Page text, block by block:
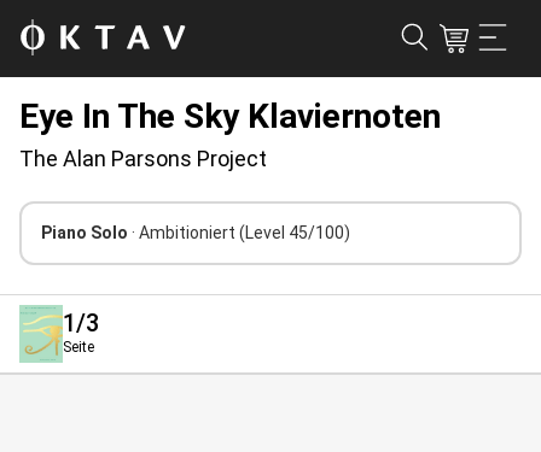
Eye In The Sky Klaviernoten
The Alan Parsons Project
Piano Solo · Ambitioniert (Level 45/100)
1/3
Seite